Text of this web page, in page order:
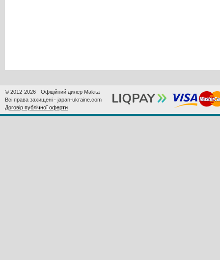
© 2012-2026 - Офіційний дилер Makita
Всі права захищені - japan-ukraine.com
Договір публічної оферти